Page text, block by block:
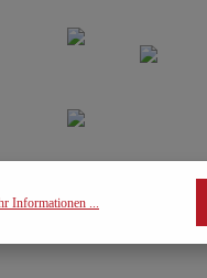
Informationen ...